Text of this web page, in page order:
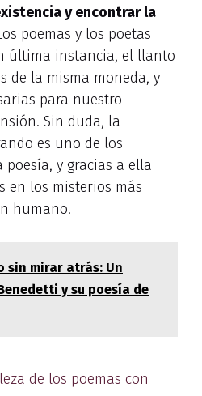
y encontrar la
poemas y los poetas
última instancia, el llanto
de la misma moneda, y
para nuestro
Sin duda, la
es uno de los
poesía, y gracias a ella
en los misterios más
humano.
sin mirar atrás: Un
y su poesía de
de los poemas con